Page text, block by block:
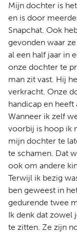
Mijn dochter is
en is door
Snapchat. Ook
gevonden waar
al een half jaar in
onze dochter te
man zit vast. Hij
verkracht. Onze
handicap en heeft
Wanneer ik zelf
voorbij is hoop ik
mijn dochter te
te schamen. Dat
ook om andere
Terwijl ik bezig
ben geweest in
gedurende twee
Ik denk dat zowel
te zitten. Ze zijn